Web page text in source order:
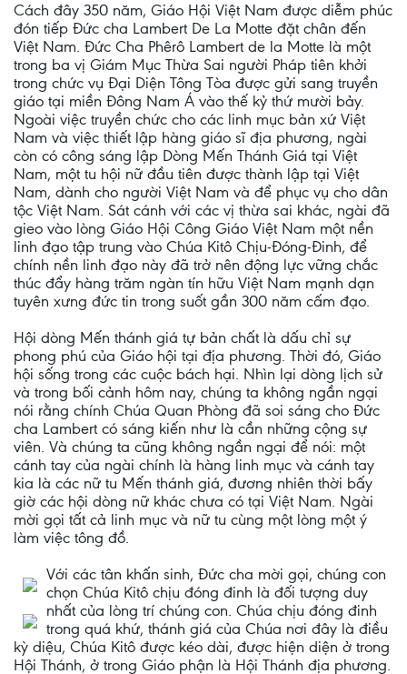
Cách đây 350 năm, Giáo Hội Việt Nam được diễm phúc
đón tiếp Đức cha Lambert De La Motte đặt chân đến
Việt Nam. Đức Cha Phêrô Lambert de la Motte là một
trong ba vị Giám Mục Thừa Sai người Pháp tiên khởi
trong chức vụ Đại Diện Tông Tòa được gửi sang truyền
giáo tại miền Đông Nam Á vào thế kỷ thứ mười bảy.
Ngoài việc truyền chức cho các linh mục bản xứ Việt
Nam và việc thiết lập hàng giáo sĩ địa phương, ngài
còn có công sáng lập Dòng Mến Thánh Giá tại Việt
Nam, một tu hội nữ đầu tiên được thành lập tại Việt
Nam, dành cho người Việt Nam và để phục vụ cho dân
tộc Việt Nam. Sát cánh với các vị thừa sai khác, ngài đã
gieo vào lòng Giáo Hội Công Giáo Việt Nam một nền
linh đạo tập trung vào Chúa Kitô Chịu-Đóng-Đinh, để
chính nền linh đạo này đã trở nên động lực vững chắc
thúc đẩy hàng trăm ngàn tín hữu Việt Nam mạnh dạn
tuyên xưng đức tin trong suốt gần 300 năm cấm đạo.
Hội dòng Mến thánh giá tự bản chất là dấu chỉ sự
phong phú của Giáo hội tại địa phương. Thời đó, Giáo
hội sống trong các cuộc bách hại. Nhìn lại dòng lịch sử
và trong bối cảnh hôm nay, chúng ta không ngần ngại
nói rằng chính Chúa Quan Phòng đã soi sáng cho Đức
cha Lambert có sáng kiến như là cần những cộng sự
viên. Và chúng ta cũng không ngần ngại để nói: một
cánh tay của ngài chính là hàng linh mục và cánh tay
kia là các nữ tu Mến thánh giá, đương nhiên thời bấy
giờ các hội dòng nữ khác chưa có tại Việt Nam. Ngài
mời gọi tất cả linh mục và nữ tu cùng một lòng một ý
làm việc tông đồ.
Với các tân khấn sinh, Đức cha mời gọi, chúng con
chọn Chúa Kitô chịu đóng đinh là đối tượng duy
nhất của lòng trí chúng con. Chúa chịu đóng đinh
trong quá khứ, thánh giá của Chúa nơi đây là điều
kỳ diệu, Chúa Kitô được kéo dài, được hiện diện ở trong
Hội Thánh, ở trong Giáo phận là Hội Thánh địa phương.